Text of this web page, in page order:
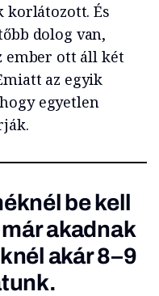
korlátozott. És
dolog van,
ember ott áll két
az egyik
egyetlen
be kell
akadnak
akár 8–9